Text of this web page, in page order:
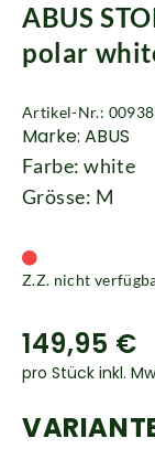
ABUS
polar
Artikel-Nr.:
Marke: ABUS
Farbe: white
Grösse: M
Z.Z. nicht
149,95 €
pro Stück inkl.